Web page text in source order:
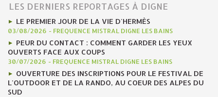
LES DERNIERS REPORTAGES À DIGNE
LE PREMIER JOUR DE LA VIE D'HERMÈS
03/08/2026 - FREQUENCE MISTRAL DIGNE LES BAINS
PEUR DU CONTACT : COMMENT GARDER LES YEUX
OUVERTS FACE AUX COUPS
30/07/2026 - FREQUENCE MISTRAL DIGNE LES BAINS
OUVERTURE DES INSCRIPTIONS POUR LE FESTIVAL DE
L'OUTDOOR ET DE LA RANDO, AU COEUR DES ALPES DU
SUD